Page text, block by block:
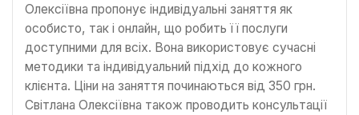
Олексіївна пропонує індивідуальні заняття як
особисто, так і онлайн, що робить її послуги
доступними для всіх. Вона використовує сучасні
методики та індивідуальний підхід до кожного
клієнта. Ціни на заняття починаються від 350 грн.
Світлана Олексіївна також проводить консультації